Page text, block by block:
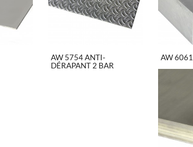
AW 5754 ANTI-
DÉRAPANT 2 BAR
AW 6061